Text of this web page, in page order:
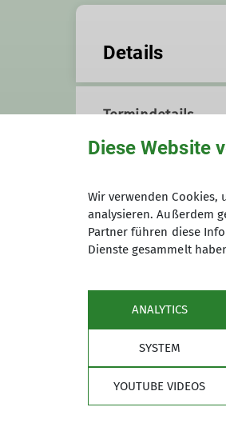
Details
Termindetails
Maximale
Diese Website
Wir verwenden
analysieren. Außerdem
Partner führen diese
Dienste gesammelt
ANALYTICS
SYSTEM
YOUTUBE VIDEOS